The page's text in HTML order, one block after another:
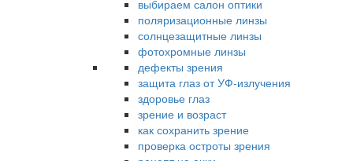
выбираем салон оптики
поляризационные линзы
солнцезащитные линзы
фотохромные линзы
дефекты зрения
защита глаз от УФ-излучения
здоровье глаз
зрение и возраст
как сохранить зрение
проверка остроты зрения